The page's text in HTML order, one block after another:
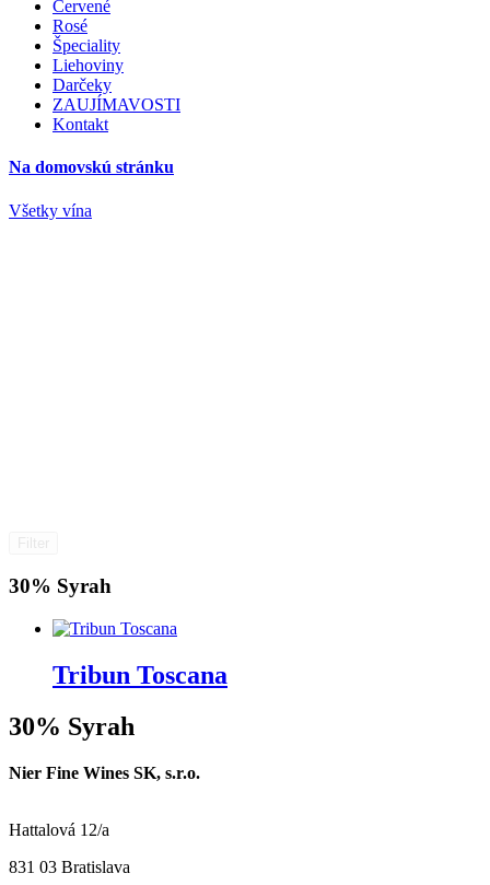
Červené
Rosé
Špeciality
Liehoviny
Darčeky
ZAUJÍMAVOSTI
Kontakt
Na domovskú stránku
Všetky vína
30% Syrah
Tribun Toscana
30% Syrah
Nier Fine Wines SK, s.r.o.
Hattalová 12/a
831 03 Bratislava